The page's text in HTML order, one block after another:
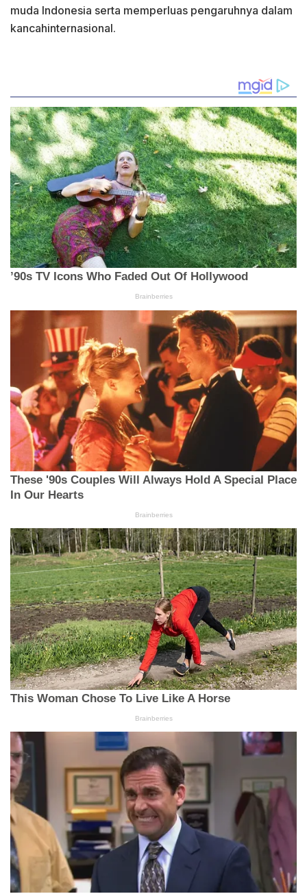
muda Indonesia serta memperluas pengaruhnya dalam
kancahinternasional.